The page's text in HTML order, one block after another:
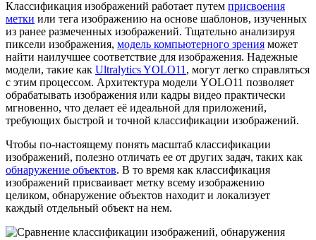
Классификация изображений работает путем присвоения
метки или тега изображению на основе шаблонов, изученных
из ранее размеченных изображений. Тщательно анализируя
пиксели изображения, модель компьютерного зрения может
найти наилучшее соответствие для изображения. Надежные
модели, такие как Ultralytics YOLO11 , могут легко справляться
с этим процессом. Архитектура модели YOLO11 позволяет
обрабатывать изображения или кадры видео практически
мгновенно, что делает её идеальной для приложений,
требующих быстрой и точной классификации изображений.
Чтобы по-настоящему понять масштаб классификации
изображений, полезно отличать ее от других задач, таких как
обнаружение объектов. В то время как классификация
изображений присваивает метку всему изображению
целиком, обнаружение объектов находит и локализует
каждый отдельный объект на нем.